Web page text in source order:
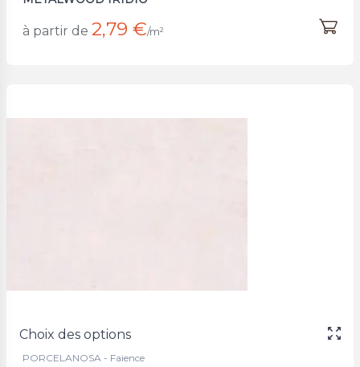
à partir de 2,79 €/m²
Choix des options
PORCELANOSA - Faience